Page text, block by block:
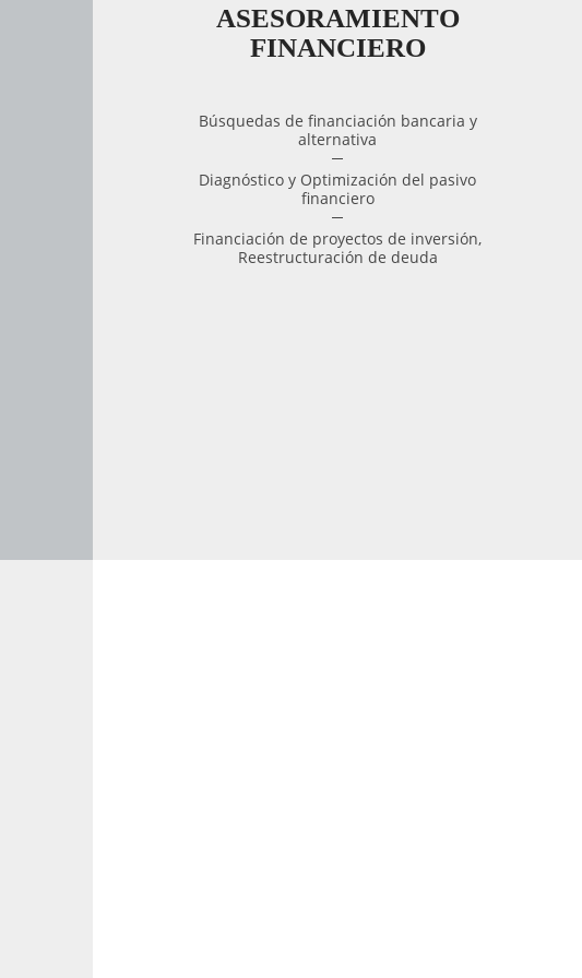
ASESORAMIENTO
FINANCIERO
Búsquedas de financiación bancaria y
alternativa
Diagnóstico y Optimización del pasivo
financiero
Financiación de proyectos de inversión,
Reestructuración de deuda